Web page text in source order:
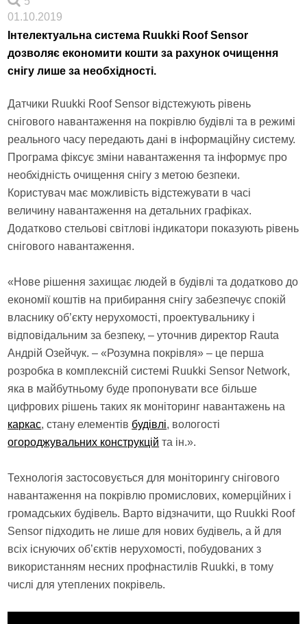
01.10.2019
Інтелектуальна система Ruukki Roof Sensor
дозволяє економити кошти за рахунок очищення
снігу лише за необхідності.
Датчики Ruukki Roof Sensor відстежують рівень
снігового навантаження на покрівлю будівлі та в режимі
реального часу передають дані в інформаційну систему.
Програма фіксує зміни навантаження та інформує про
необхідність очищення снігу з метою безпеки.
Користувач має можливість відстежувати в часі
величину навантаження на детальних графіках.
Додатково стельові світлові індикатори показують рівень
снігового навантаження.
«Нове рішення захищає людей в будівлі та додатково до
економії коштів на прибирання снігу забезпечує спокій
власнику об’єкту нерухомості, проектувальнику і
відповідальним за безпеку, – уточнив директор Rauta
Андрій Озейчук. – «Розумна покрівля» – це перша
розробка в комплексній системі Ruukki Sensor Network,
яка в майбутньому буде пропонувати все більше
цифрових рішень таких як моніторинг навантажень на
каркас, стану елементів будівлі, вологості
огороджувальних конструкцій та ін.».
Технологія застосовується для моніторингу снігового
навантаження на покрівлю промислових, комерційних і
громадських будівель. Варто відзначити, що Ruukki Roof
Sensor підходить не лише для нових будівель, а й для
всіх існуючих об’єктів нерухомості, побудованих з
використанням несних профнастилів Ruukki, в тому
числі для утеплених покрівель.